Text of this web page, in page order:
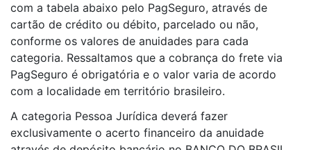
com a tabela abaixo pelo PagSeguro, através de
cartão de crédito ou débito, parcelado ou não,
conforme os valores de anuidades para cada
categoria. Ressaltamos que a cobrança do frete via
PagSeguro é obrigatória e o valor varia de acordo
com a localidade em território brasileiro.
A categoria Pessoa Jurídica deverá fazer
exclusivamente o acerto financeiro da anuidade